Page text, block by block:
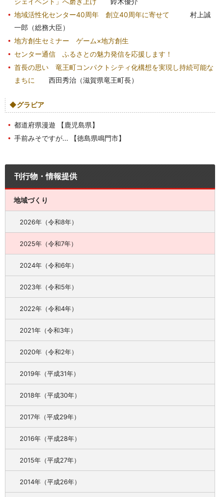
地域活性化センター40周年 創立40周年に寄せて
村上誠
一郎（総務大臣）
地方創生セミナー ゲーム×地方創生
センター通信 ふるさとの魅力発信を応援します！
首長の思い 竜王町コンパクトシティ化構想を実現し持続可能な
まちに
西田秀治（滋賀県竜王町長）
◆グラビア
都道府県漫遊 【鹿児島県】
手前みそですが... 【徳島県鳴門市】
刊行物・情報提供
地域づくり
2026年（令和8年）
2025年（令和7年）
2024年（令和6年）
2023年（令和5年）
2022年（令和4年）
2021年（令和3年）
2020年（令和2年）
2019年（平成31年）
2018年（平成30年）
2017年（平成29年）
2016年（平成28年）
2015年（平成27年）
2014年（平成26年）